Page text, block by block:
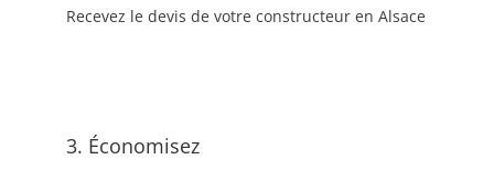
Recevez le devis de votre constructeur en Alsace
3. Économisez